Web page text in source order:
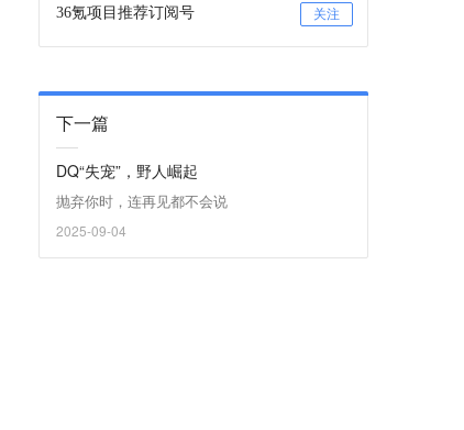
36氪项目推荐订阅号 关注
下一篇
DQ“失宠”，野人崛起
抛弃你时，连再见都不会说
2025-09-04